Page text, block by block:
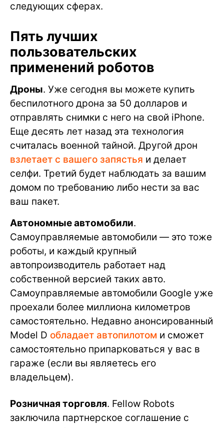
следующих сферах.
Пять лучших
пользовательских
применений роботов
Дроны. Уже сегодня вы можете купить
беспилотного дрона за 50 долларов и
отправлять снимки с него на свой iPhone.
Еще десять лет назад эта технология
считалась военной тайной. Другой дрон
взлетает с вашего запястья и делает
селфи. Третий будет наблюдать за вашим
домом по требованию либо нести за вас
ваш пакет.
Автономные автомобили.
Самоуправляемые автомобили — это тоже
роботы, и каждый крупный
автопроизводитель работает над
собственной версией таких авто.
Самоуправляемые автомобили Google уже
проехали более миллиона километров
самостоятельно. Недавно анонсированный
Model D обладает автопилотом и сможет
самостоятельно припарковаться у вас в
гараже (если вы являетесь его
владельцем).
Розничная торговля. Fellow Robots
заключила партнерское соглашение с